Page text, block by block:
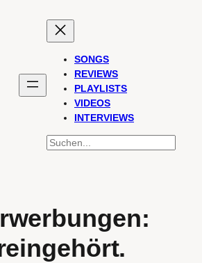
SONGS
REVIEWS
PLAYLISTS
VIDEOS
INTERVIEWS
SUCHEN